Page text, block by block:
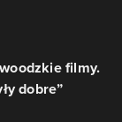
filmy.
dobre”